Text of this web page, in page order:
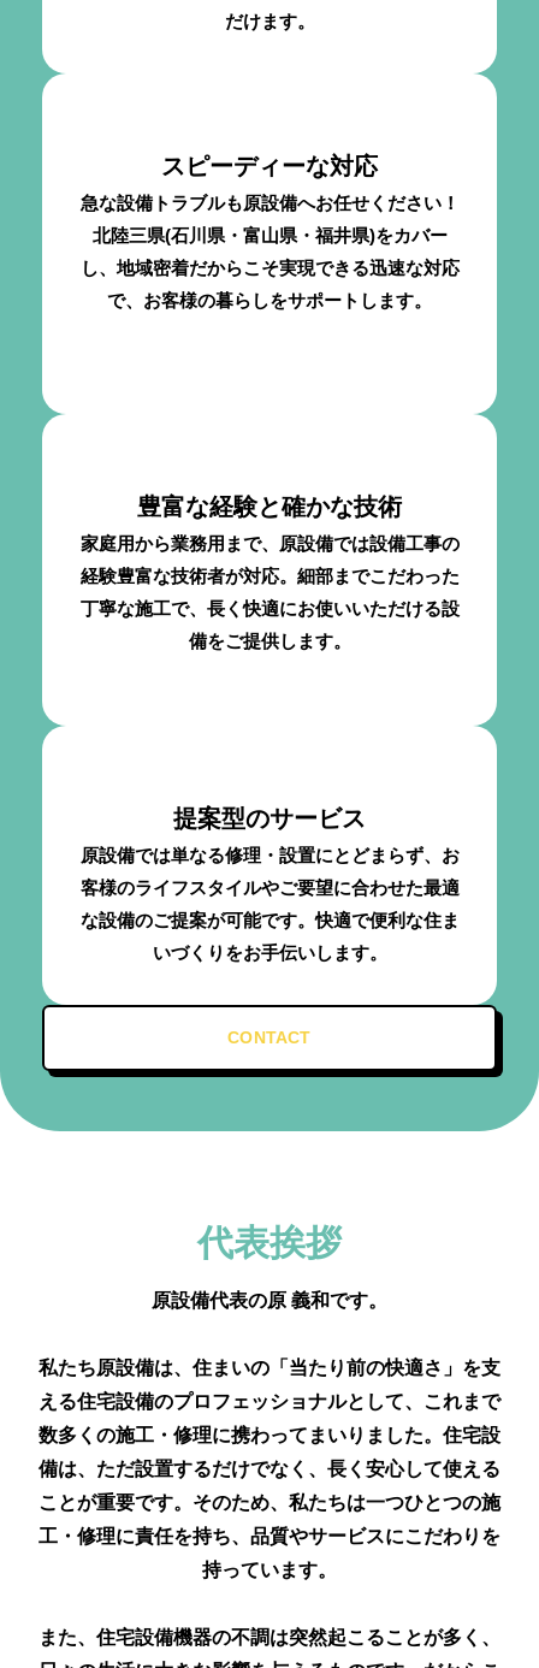
だけます。
スピーディーな対応
急な設備トラブルも原設備へお任せください！
北陸三県(石川県・富山県・福井県)をカバー
し、地域密着だからこそ実現できる迅速な対応
で、お客様の暮らしをサポートします。
豊富な経験と確かな技術
家庭用から業務用まで、原設備では設備工事の
経験豊富な技術者が対応。細部までこだわった
丁寧な施工で、長く快適にお使いいただける設
備をご提供します。
提案型のサービス
原設備では単なる修理・設置にとどまらず、お
客様のライフスタイルやご要望に合わせた最適
な設備のご提案が可能です。快適で便利な住ま
いづくりをお手伝いします。
CONTACT
代表挨拶
原設備代表の原 義和です。
私たち原設備は、住まいの「当たり前の快適さ」を支
える住宅設備のプロフェッショナルとして、これまで
数多くの施工・修理に携わってまいりました。住宅設
備は、ただ設置するだけでなく、長く安心して使える
ことが重要です。そのため、私たちは一つひとつの施
工・修理に責任を持ち、品質やサービスにこだわりを
持っています。
また、住宅設備機器の不調は突然起こることが多く、